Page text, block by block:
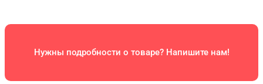
Нужны подробности о товаре? Напишите нам!